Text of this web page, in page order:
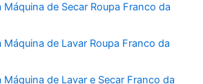
de Secar Roupa Franco da
de Lavar Roupa Franco da
de Lavar e Secar Franco da